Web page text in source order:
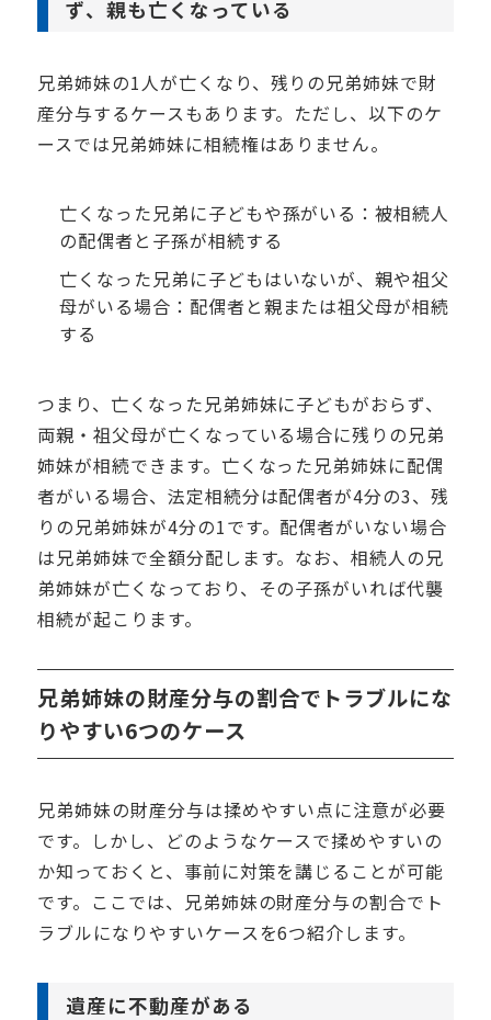
ず、親も亡くなっている
兄弟姉妹の1人が亡くなり、残りの兄弟姉妹で財
産分与するケースもあります。ただし、以下のケ
ースでは兄弟姉妹に相続権はありません。
亡くなった兄弟に子どもや孫がいる：被相続人
の配偶者と子孫が相続する
亡くなった兄弟に子どもはいないが、親や祖父
母がいる場合：配偶者と親または祖父母が相続
する
つまり、亡くなった兄弟姉妹に子どもがおらず、
両親・祖父母が亡くなっている場合に残りの兄弟
姉妹が相続できます。亡くなった兄弟姉妹に配偶
者がいる場合、法定相続分は配偶者が4分の3、残
りの兄弟姉妹が4分の1です。配偶者がいない場合
は兄弟姉妹で全額分配します。なお、相続人の兄
弟姉妹が亡くなっており、その子孫がいれば代襲
相続が起こります。
兄弟姉妹の財産分与の割合でトラブルにな
りやすい6つのケース
兄弟姉妹の財産分与は揉めやすい点に注意が必要
です。しかし、どのようなケースで揉めやすいの
か知っておくと、事前に対策を講じることが可能
です。ここでは、兄弟姉妹の財産分与の割合でト
ラブルになりやすいケースを6つ紹介します。
遺産に不動産がある